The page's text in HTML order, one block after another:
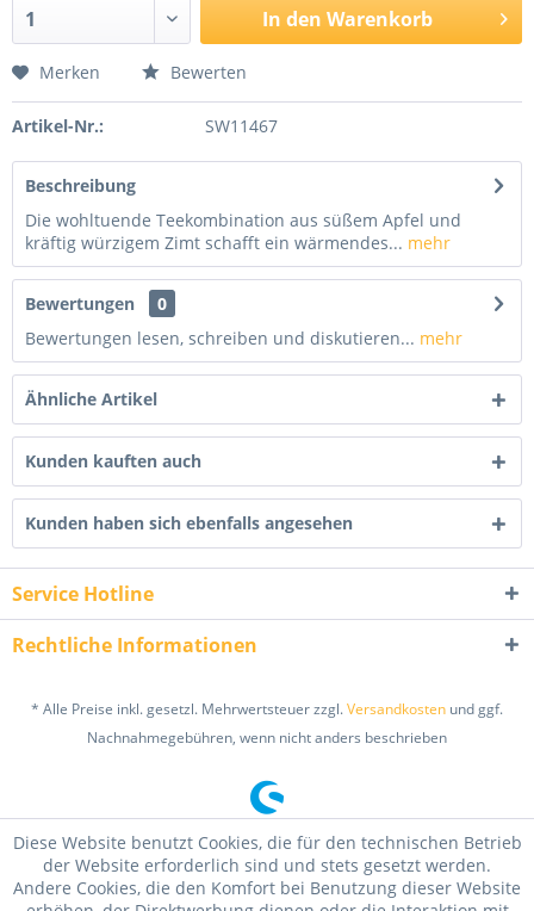
In den Warenkorb
Merken Bewerten
Artikel-Nr.: SW11467
Beschreibung
Die wohltuende Teekombination aus süßem Apfel und
kräftig würzigem Zimt schafft ein wärmendes... mehr
Bewertungen
0
Bewertungen lesen, schreiben und diskutieren... mehr
Ähnliche Artikel
Kunden kauften auch
Kunden haben sich ebenfalls angesehen
Service Hotline
Rechtliche Informationen
* Alle Preise inkl. gesetzl. Mehrwertsteuer zzgl.Versandkosten und ggf.
Nachnahmegebühren, wenn nicht anders beschrieben
Diese Website benutzt Cookies, die für den technischen Betrieb
der Website erforderlich sind und stets gesetzt werden.
Andere Cookies, die den Komfort bei Benutzung dieser Website